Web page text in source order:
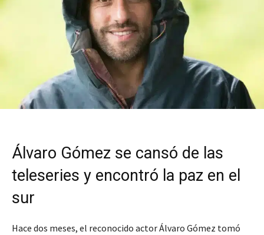
Álvaro Gómez se cansó de las
teleseries y encontró la paz en el
sur
Hace dos meses, el reconocido actor Álvaro Gómez tomó